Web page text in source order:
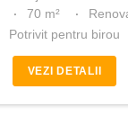
70 m²
Potrivit pentru birou
VEZI DETALII